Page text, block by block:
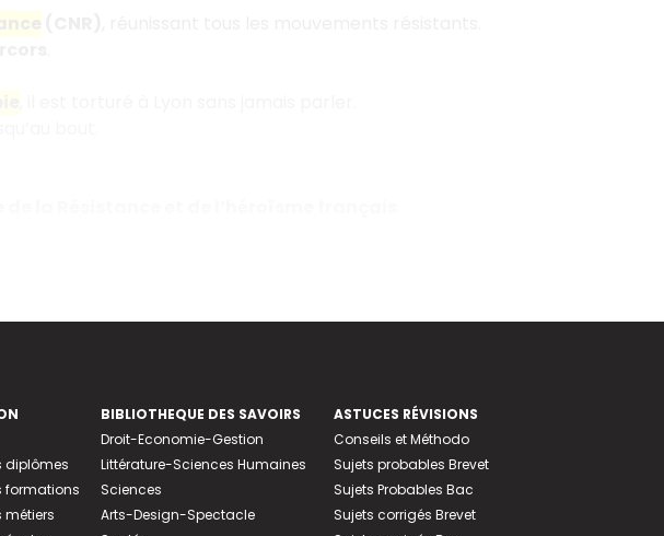
diplômes
formations
métiers
BIBLIOTHEQUE DES SAVOIRS
Droit-Economie-Gestion
Littérature-Sciences Humaines
Sciences
Arts-Design-Spectacle
ASTUCES RÉVISIONS
Conseils et Méthodo
Sujets probables Brevet
Sujets Probables Bac
Sujets corrigés Brevet